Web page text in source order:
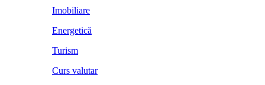
Imobiliare
Energetică
Turism
Curs valutar